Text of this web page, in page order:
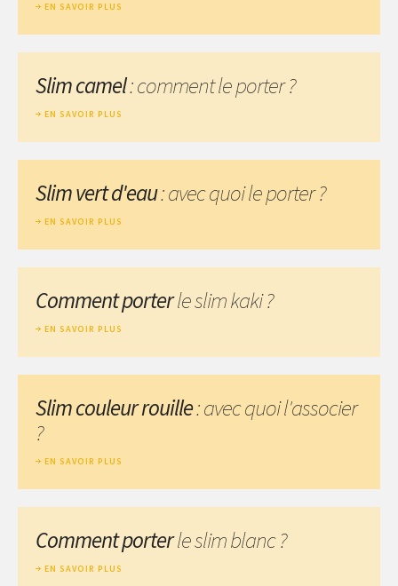
EN SAVOIR PLUS
Slim camel: comment le porter ?
EN SAVOIR PLUS
Slim vert d'eau: avec quoi le porter ?
EN SAVOIR PLUS
Comment porterle slim kaki ?
EN SAVOIR PLUS
Slim couleur rouille: avec quoi l'associer
?
EN SAVOIR PLUS
Comment porterle slim blanc ?
EN SAVOIR PLUS